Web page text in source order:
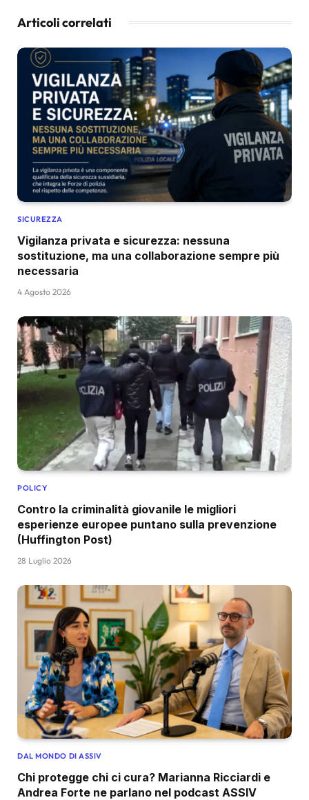
Articoli correlati
SICUREZZA
Vigilanza privata e sicurezza: nessuna
sostituzione, ma una collaborazione sempre più
necessaria
4 Agosto 2026
POLICY
Contro la criminalità giovanile le migliori
esperienze europee puntano sulla prevenzione
(Huffington Post)
28 Luglio 2026
DAL MONDO DI ASSIV
Chi protegge chi ci cura? Marianna Ricciardi e
Andrea Forte ne parlano nel podcast ASSIV